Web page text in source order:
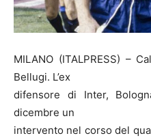
MILANO (ITALPRESS) –
Bellugi. L’ex
difensore di Inter,
dicembre un
intervento nel corso del